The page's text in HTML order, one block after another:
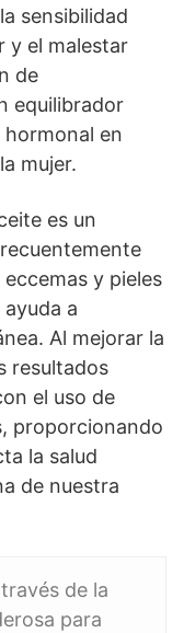
sensibilidad
y el malestar
de
equilibrador
en
mujer.
es un
y pieles
a
Al mejorar la
resultados
el uso de
proporcionando
la salud
de nuestra
de la
para